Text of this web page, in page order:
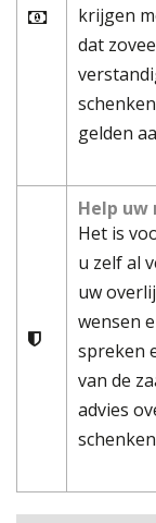
krijgen
dat
gelden
Help uw
Het is
u zelf al
uw
wensen
spreken
van de
advies